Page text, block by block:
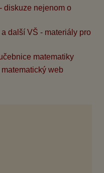
diskuze nejenom o
další VŠ - materiály pro
matematiky
web